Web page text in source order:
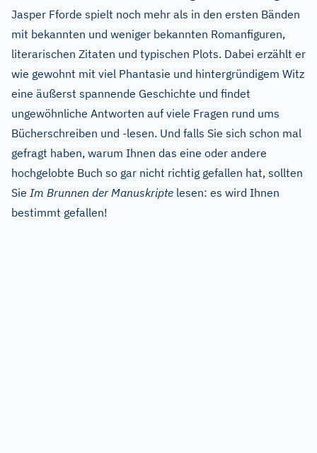
Jasper Fforde spielt noch mehr als in den ersten Bänden
mit bekannten und weniger bekannten Romanfiguren,
literarischen Zitaten und typischen Plots. Dabei erzählt er
wie gewohnt mit viel Phantasie und hintergründigem Witz
eine äußerst spannende Geschichte und findet
ungewöhnliche Antworten auf viele Fragen rund ums
Bücherschreiben und -lesen. Und falls Sie sich schon mal
gefragt haben, warum Ihnen das eine oder andere
hochgelobte Buch so gar nicht richtig gefallen hat, sollten
Sie Im Brunnen der Manuskripte lesen: es wird Ihnen
bestimmt gefallen!